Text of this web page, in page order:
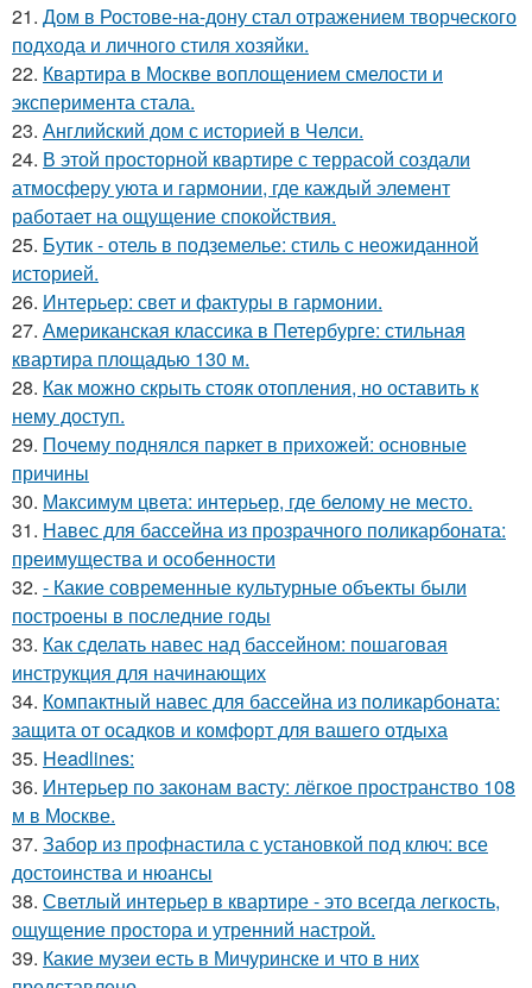
21. Дом в Ростове-на-дону стал отражением творческого
подхода и личного стиля хозяйки.
22. Квартира в Москве воплощением смелости и
эксперимента стала.
23. Английский дом с историей в Челси.
24. В этой просторной квартире с террасой создали
атмосферу уюта и гармонии, где каждый элемент
работает на ощущение спокойствия.
25. Бутик - отель в подземелье: стиль с неожиданной
историей.
26. Интерьер: свет и фактуры в гармонии.
27. Американская классика в Петербурге: стильная
квартира площадью 130 м.
28. Как можно скрыть стояк отопления, но оставить к
нему доступ.
29. Почему поднялся паркет в прихожей: основные
причины
30. Максимум цвета: интерьер, где белому не место.
31. Навес для бассейна из прозрачного поликарбоната:
преимущества и особенности
32. - Какие современные культурные объекты были
построены в последние годы
33. Как сделать навес над бассейном: пошаговая
инструкция для начинающих
34. Компактный навес для бассейна из поликарбоната:
защита от осадков и комфорт для вашего отдыха
35. Headlines:
36. Интерьер по законам васту: лёгкое пространство 108
м в Москве.
37. Забор из профнастила с установкой под ключ: все
достоинства и нюансы
38. Светлый интерьер в квартире - это всегда легкость,
ощущение простора и утренний настрой.
39. Какие музеи есть в Мичуринске и что в них